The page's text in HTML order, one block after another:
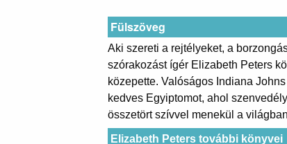
Fülszöveg
Aki szereti a rejtélyeket, a
szórakozást ígér Elizabeth Peters
közepette. Valóságos Indiana
kedves Egyiptomot, ahol
összetört szívvel menekül a
Elizabeth Peters további könyvei